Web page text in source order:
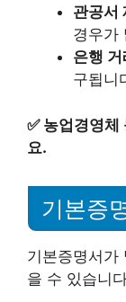
관공서
경우가
은행 거
구됩니
✅ 농업경영체
요.
기본증
기본증명서가
을 수 있습니